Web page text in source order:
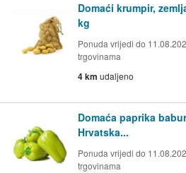
Domaći krumpir,
kg
Ponuda vrijedi do
trgovinama
4 km udaljeno
Domaća paprika
Hrvatska...
Ponuda vrijedi do
trgovinama